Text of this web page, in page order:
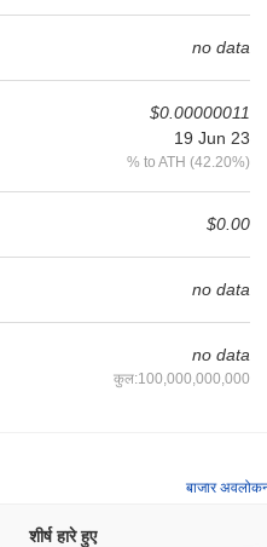
no data
$0.00000011
19 Jun 23
% to ATH (42.20%)
$0.00
no data
no data
कुल:100,000,000,000
बाजार
शीर्ष हारे हुए